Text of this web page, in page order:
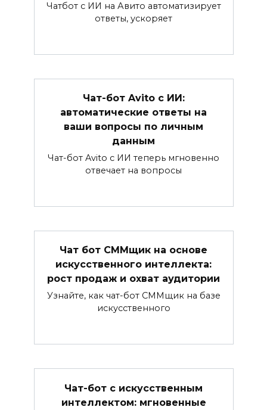
Чатбот с ИИ на Авито автоматизирует
ответы, ускоряет
Чат-бот Avito с ИИ:
автоматические ответы на
ваши вопросы по личным
данным
Чат-бот Avito с ИИ теперь мгновенно
отвечает на вопросы
Чат бот СММщик на основе
искусственного интеллекта:
рост продаж и охват аудитории
Узнайте, как чат-бот СММщик на базе
искусственного
Чат-бот с искусственным
интеллектом: мгновенные